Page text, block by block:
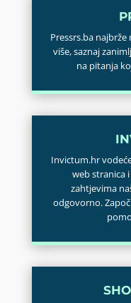
Pressrs.ba
više, saznaj
na pitanja
Invictum.hr
web stranica
zahtjevima
odgovorno.